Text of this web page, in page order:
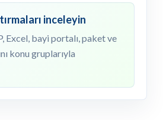
inceleyin
Excel, bayi portalı, paket ve
konu gruplarıyla